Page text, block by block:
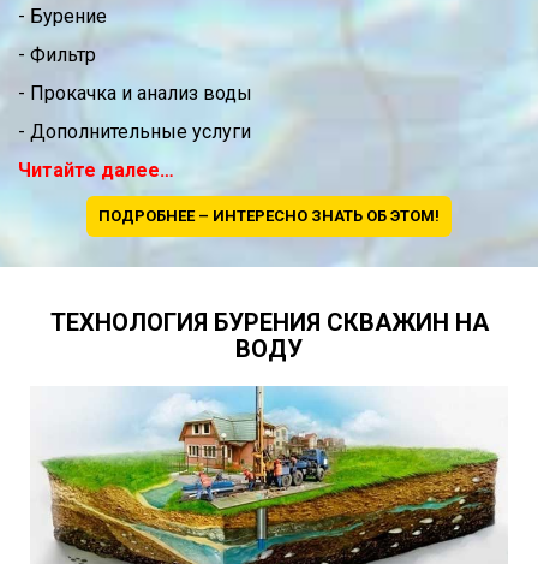
- Бурение
- Фильтр
- Прокачка и анализ воды
- Дополнительные услуги
Читайте далее…
ПОДРОБНЕЕ – ИНТЕРЕСНО ЗНАТЬ ОБ ЭТОМ!
ТЕХНОЛОГИЯ БУРЕНИЯ СКВАЖИН НА
ВОДУ